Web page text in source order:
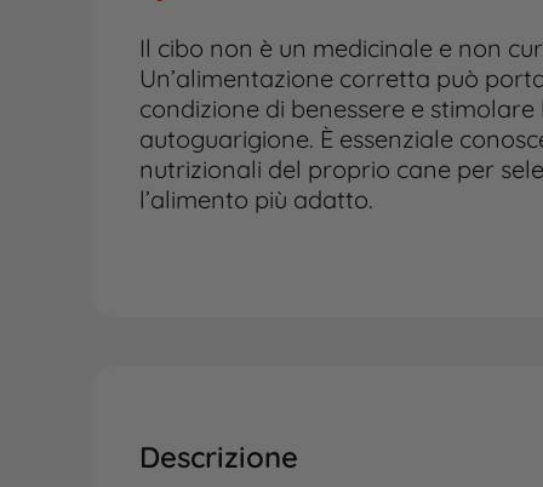
Il cibo non è un medicinale e non
Un’alimentazione corretta può
condizione di benessere e
autoguarigione. È essenziale
nutrizionali del proprio cane per
l’alimento più adatto.
Descrizione